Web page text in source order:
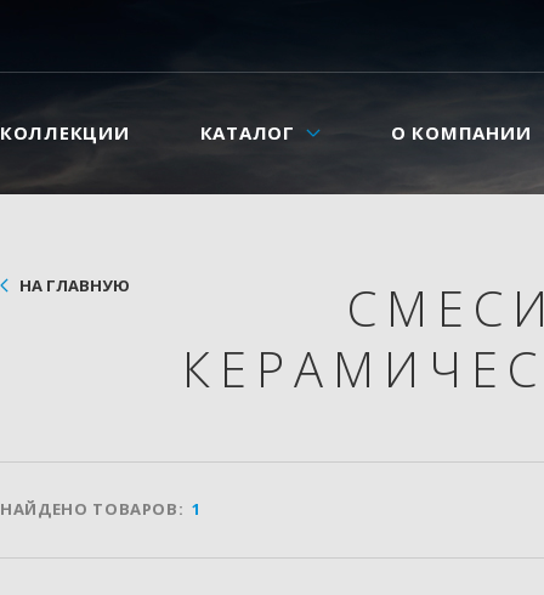
КОЛЛЕКЦИИ КАТАЛОГ О КОМПАНИИ
НА ГЛАВНУЮ
НАЙДЕНО ТОВАРОВ: 1